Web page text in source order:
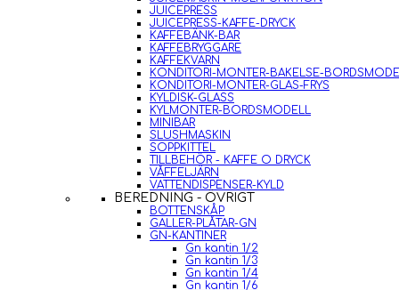
JUICEPRESS
JUICEPRESS-KAFFE-DRYCK
KAFFEBÄNK-BAR
KAFFEBRYGGARE
KAFFEKVARN
KONDITORI-MONTER-BAKELSE-
KONDITORI-MONTER-GLAS-FRYS
KYLDISK-GLASS
KYLMONTER-BORDSMODELL
MINIBAR
SLUSHMASKIN
SOPPKITTEL
TILLBEHÖR - KAFFE O DRYCK
VÅFFELJÄRN
VATTENDISPENSER-KYLD
BEREDNING - ÖVRIGT
BOTTENSKÅP
GALLER-PLÅTAR-GN
GN-KANTINER
Gn kantin 1/2
Gn kantin 1/3
Gn kantin 1/4
Gn kantin 1/6